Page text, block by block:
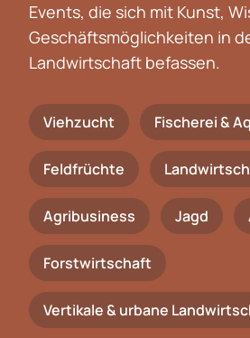
Events, die sich mit Kunst,
Geschäftsmöglichkeiten in
Landwirtschaft befassen.
Viehzucht Fischerei &
Feldfrüchte
Agribusiness Jagd
Forstwirtschaft
Vertikale & urbane